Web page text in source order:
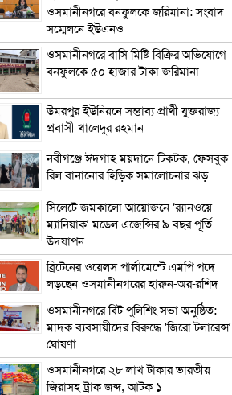
ওসমানীনগরে বনফুলকে জরিমানা: সংবাদ
সম্মেলনে ইউএনও
ওসমানীনগরে বাসি মিষ্টি বিক্রির অভিযোগে
বনফুলকে ৫০ হাজার টাকা জরিমানা
উমরপুর ইউনিয়নে সম্ভাব্য প্রার্থী যুক্তরাজ্য
প্রবাসী খালেদুর রহমান
নবীগঞ্জে ঈদগাহ ময়দানে টিকটক, ফেসবুক
রিল বানানোর হিড়িক সমালোচনার ঝড়
সিলেটে জমকালো আয়োজনে ‘র‍্যানওয়ে
ম্যানিয়াক’ মডেল এজেন্সির ৯ বছর পূর্তি
উদযাপন
ব্রিটেনের ওয়েলস পার্লামেন্টে এমপি পদে
লড়ছেন ওসমানীনগরের হারুন-অর-রশিদ
ওসমানীনগরে বিট পুলিশিং সভা অনুষ্ঠিত:
মাদক ব্যবসায়ীদের বিরুদ্ধে ‘জিরো টলারেন্স’
ঘোষণা
ওসমানীনগরে ২৮ লাখ টাকার ভারতীয়
জিরাসহ ট্রাক জব্দ, আটক ১